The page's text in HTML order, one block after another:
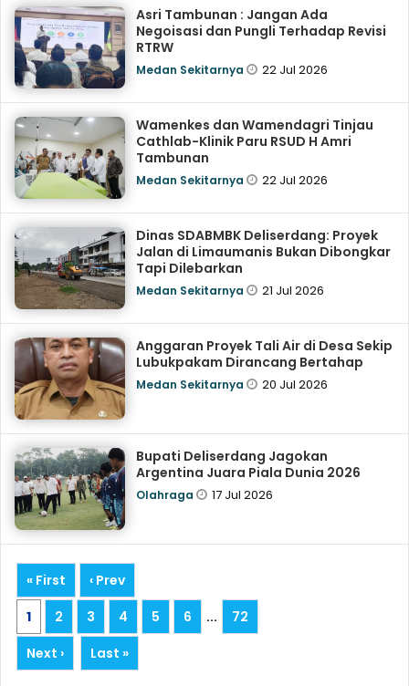
Asri Tambunan : Jangan Ada
Negoisasi dan Pungli Terhadap Revisi
RTRW
Medan Sekitarnya 22 Jul 2026
Wamenkes dan Wamendagri Tinjau
Cathlab-Klinik Paru RSUD H Amri
Tambunan
Medan Sekitarnya 22 Jul 2026
Dinas SDABMBK Deliserdang: Proyek
Jalan di Limaumanis Bukan Dibongkar
Tapi Dilebarkan
Medan Sekitarnya 21 Jul 2026
Anggaran Proyek Tali Air di Desa Sekip
Lubukpakam Dirancang Bertahap
Medan Sekitarnya 20 Jul 2026
Bupati Deliserdang Jagokan
Argentina Juara Piala Dunia 2026
Olahraga 17 Jul 2026
« First
‹ Prev
1
2 3 4 5 6 ...
72
Next ›
Last »